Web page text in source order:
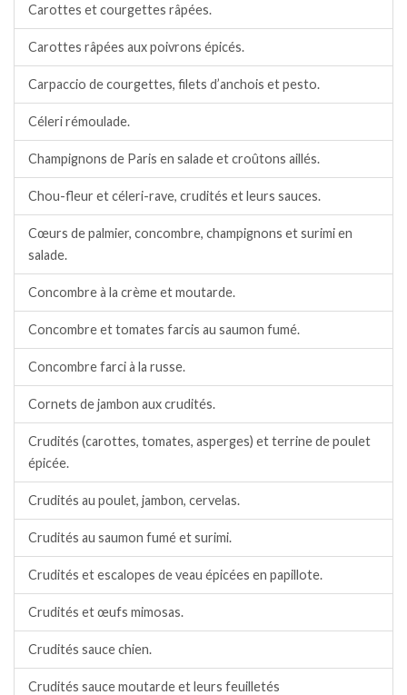
Carottes et courgettes râpées.
Carottes râpées aux poivrons épicés.
Carpaccio de courgettes, filets d’anchois et pesto.
Céleri rémoulade.
Champignons de Paris en salade et croûtons aillés.
Chou-fleur et céleri-rave, crudités et leurs sauces.
Cœurs de palmier, concombre, champignons et surimi en
salade.
Concombre à la crème et moutarde.
Concombre et tomates farcis au saumon fumé.
Concombre farci à la russe.
Cornets de jambon aux crudités.
Crudités (carottes, tomates, asperges) et terrine de poulet
épicée.
Crudités au poulet, jambon, cervelas.
Crudités au saumon fumé et surimi.
Crudités et escalopes de veau épicées en papillote.
Crudités et œufs mimosas.
Crudités sauce chien.
Crudités sauce moutarde et leurs feuilletés